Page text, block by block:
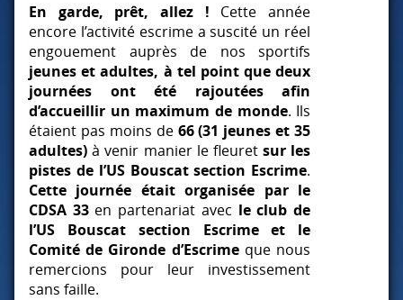
En garde, prêt, allez ! Cette année
encore l’activité escrime a suscité un réel
engouement auprès de nos sportifs
jeunes et adultes, à tel point que deux
journées ont été rajoutées afin
d’accueillir un maximum de monde. Ils
étaient pas moins de 66 (31 jeunes et 35
adultes) à venir manier le fleuretsur les
pistes de l’US Bouscat section Escrime.
Cette journée était organisée par le
CDSA 33en partenariat avec le club de
l’US Bouscat section Escrime et le
Comité de Gironde d’Escrimeque nous
remercions pour leur investissement
sans faille.